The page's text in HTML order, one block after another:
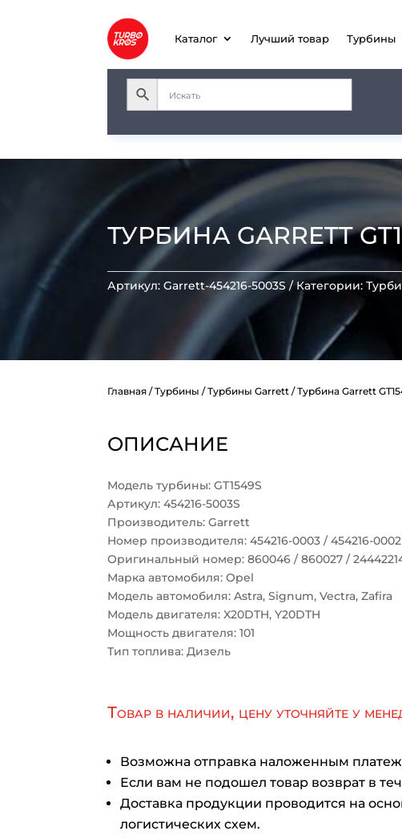
Каталог Лучший товар Турбины
ТУРБИНА GARRETT
Артикул:Garrett-454216-5003S Категории:
Главная /Турбины /Турбины Garrett / Турбина Garrett
ОПИСАНИЕ
Модель турбины: GT1549S
Артикул: 454216-5003S
Производитель: Garrett
Номер производителя: 454216-0003 / 454216-0002
Оригинальный номер: 860046 / 860027 /
Марка автомобиля: Opel
Модель автомобиля: Astra, Signum, Vectra, Zafira
Модель двигателя: X20DTH, Y20DTH
Мощность двигателя: 101
Тип топлива: Дизель
Товар в наличии, цену уточняйте у
Возможна отправка наложенным
Если вам не подошел товар возврат в
Доставка продукции проводится на
логистических схем.